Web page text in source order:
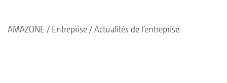
AMAZONE Entreprise Actualités de l’entreprise